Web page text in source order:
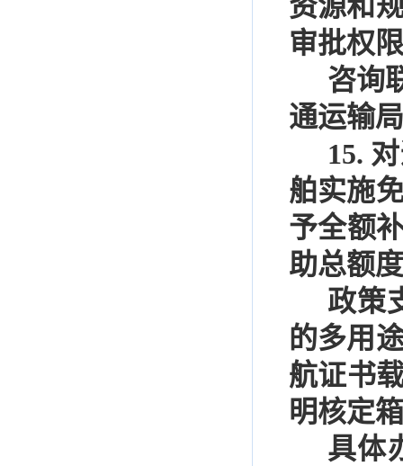
审批权
咨询
通运输局
15.
舶实施
予全额
助总额
政策
的多用
航证书
明核定
具体